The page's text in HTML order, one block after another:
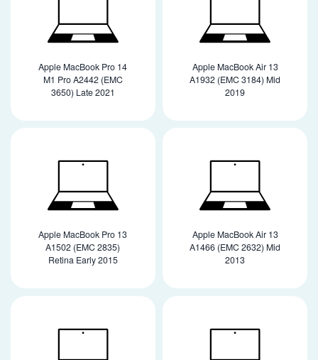
Apple MacBook Pro 14
M1 Pro A2442 (EMC
3650) Late 2021
Apple MacBook Air 13
A1932 (EMC 3184) Mid
2019
Apple MacBook Pro 13
A1502 (EMC 2835)
Retina Early 2015
Apple MacBook Air 13
A1466 (EMC 2632) Mid
2013